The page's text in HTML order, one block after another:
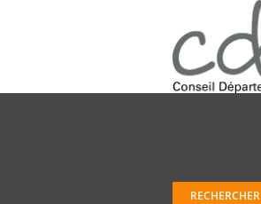
RECHERCHER